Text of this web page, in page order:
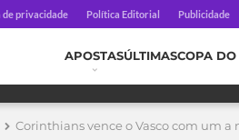
de privacidade Política Editorial Publicidade
APOSTASÚLTIMASCOPA
Corinthians vence o Vasco com um